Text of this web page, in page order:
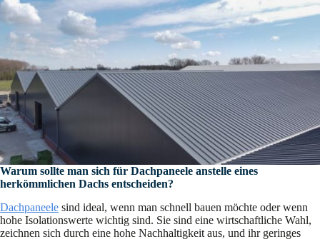
Warum sollte man sich für Dachpaneele anstelle eines
herkömmlichen Dachs entscheiden?
Dachpaneele sind ideal, wenn man schnell bauen möchte oder wenn
hohe Isolationswerte wichtig sind. Sie sind eine wirtschaftliche Wahl,
zeichnen sich durch eine hohe Nachhaltigkeit aus, und ihr geringes